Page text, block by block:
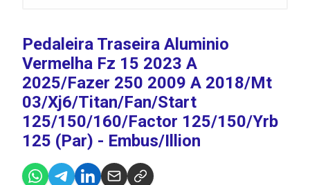
Pedaleira Traseira Aluminio
Vermelha Fz 15 2023 A
2025/Fazer 250 2009 A 2018/Mt
03/Xj6/Titan/Fan/Start
125/150/160/Factor 125/150/Yrb
125 (Par) - Embus/Illion